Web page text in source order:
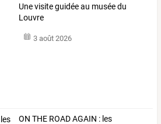
Une visite guidée au musée du
Louvre
3 août 2026
ON THE ROAD AGAIN : les